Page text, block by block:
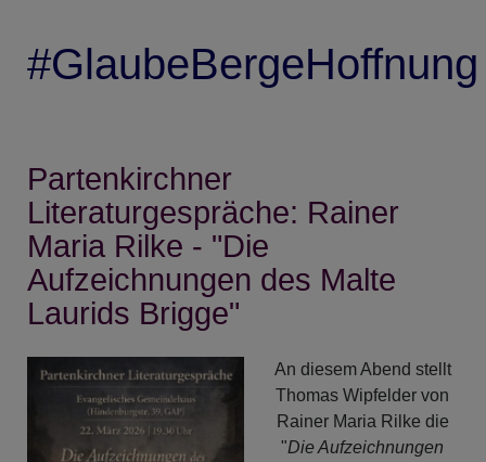
#GlaubeBergeHoffnung
Partenkirchner
Literaturgespräche: Rainer
Maria Rilke - "Die
Aufzeichnungen des Malte
Laurids Brigge"
An diesem Abend stellt
Thomas Wipfelder von
Rainer Maria Rilke die
"Die Aufzeichnungen